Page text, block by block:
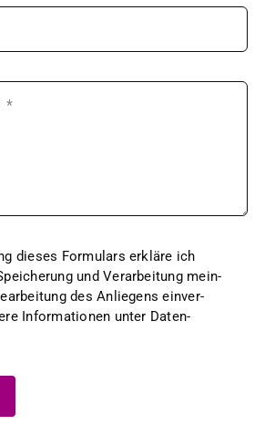
dieses For­mu­la­rs erk­läre ich
und Ver­ar­beitung mein­
des Anliegens ein­ver­
Infor­ma­tio­nen unter Daten­